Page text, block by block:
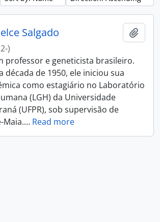
Salgado
)
professor e geneticista brasileiro.
década de 1950, ele iniciou sua
como estagiário no Laboratório
(LGH) da Universidade
(UFPR), sob supervisão de
Maia.… Read more